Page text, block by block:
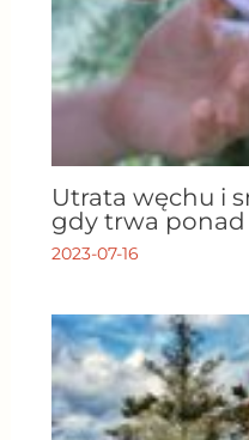
Utrata węchu i
gdy trwa ponad
2023-07-16